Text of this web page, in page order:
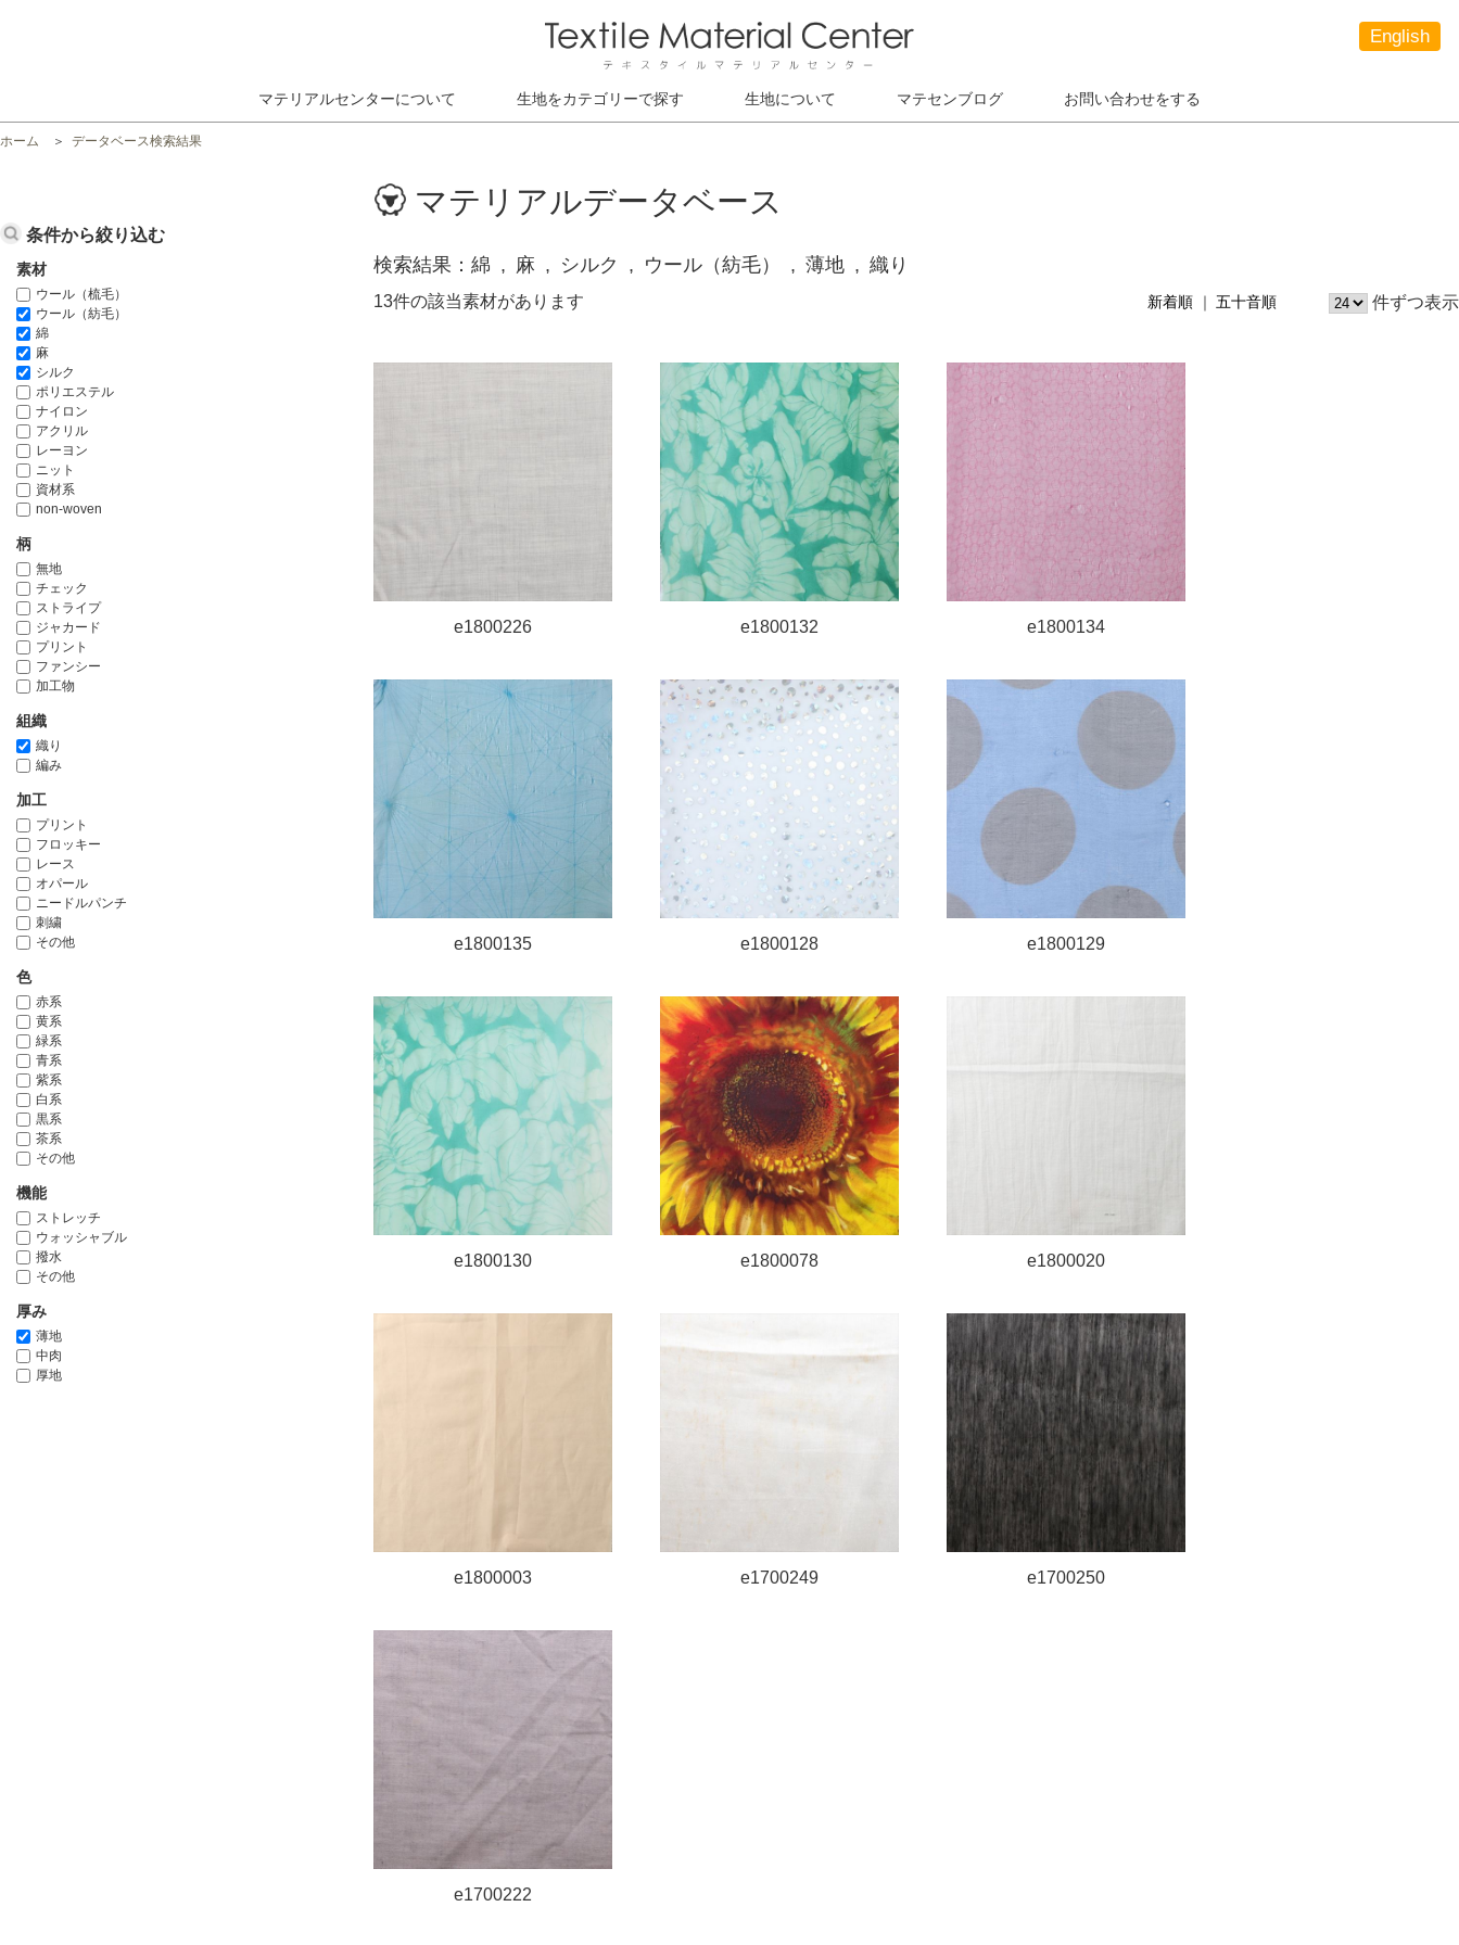
English
マテリアルセンターについて 生地をカテゴリーで探す 生地について マテセンブログ お問い合わせをする
ホーム データベース検索結果
マテリアルデータベース
検索結果 綿 麻 シルク ウール（紡毛） 薄地 織り
13件の該当素材があります 新着順 五十音順 件ずつ表示
e1800226 e1800132 e1800134
e1800135 e1800128 e1800129
e1800130 e1800078 e1800020
e1800003 e1700249 e1700250
e1700222
条件から絞り込む
素材
ウール（梳毛）
ウール（紡毛）
綿
麻
シルク
ポリエステル
ナイロン
アクリル
レーヨン
ニット
資材系
non-woven
柄
無地
チェック
ストライプ
ジャカード
プリント
ファンシー
加工物
組織
織り
編み
加工
プリント
フロッキー
レース
オパール
ニードルパンチ
刺繍
その他
色
赤系
黄系
緑系
青系
紫系
白系
黒系
茶系
その他
機能
ストレッチ
ウォッシャブル
撥水
その他
厚み
薄地
中肉
厚地